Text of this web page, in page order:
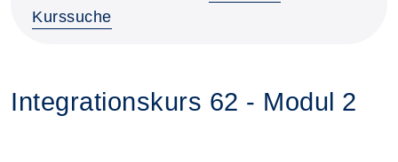
Kurssuche
Integrationskurs 62 - Modul 2